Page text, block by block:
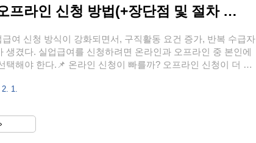
2025년 실업급여 온라인 vs 오프라인 신청 방법(+장단점 및 절차 비교)
여 신청 방식이 강화되면서, 구직활동 요건 증가, 반복 수급자
생겼다. 실업급여를 신청하려면 온라인과 오프라인 중 본인에
택해야 한다.📌 온라인 신청이 빠를까? 오프라인 신청이 더 유
필요 서류, 지급 기간 비교 등을 최신 데이터를 바탕으로 상세
년부터 구직활동 요건이 강화되고, 반복 수급자의 경우 감액
조건고용보험 가입 기간: 최근 18개월 내 180일 이상 가입퇴사
2. 1.